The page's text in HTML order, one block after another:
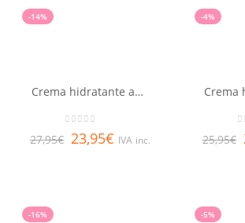
-14%
Crema hidratante antiedad ligera LQ
27,95€ 23,95€ IVA inc.
-4%
25,95€
-16% -5%